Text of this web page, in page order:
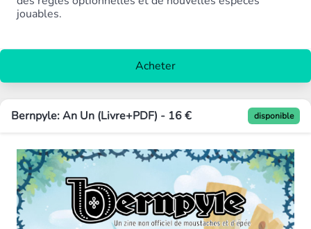
jouables.
Acheter
Bernpyle: An Un (Livre+PDF) - 16 € disponible